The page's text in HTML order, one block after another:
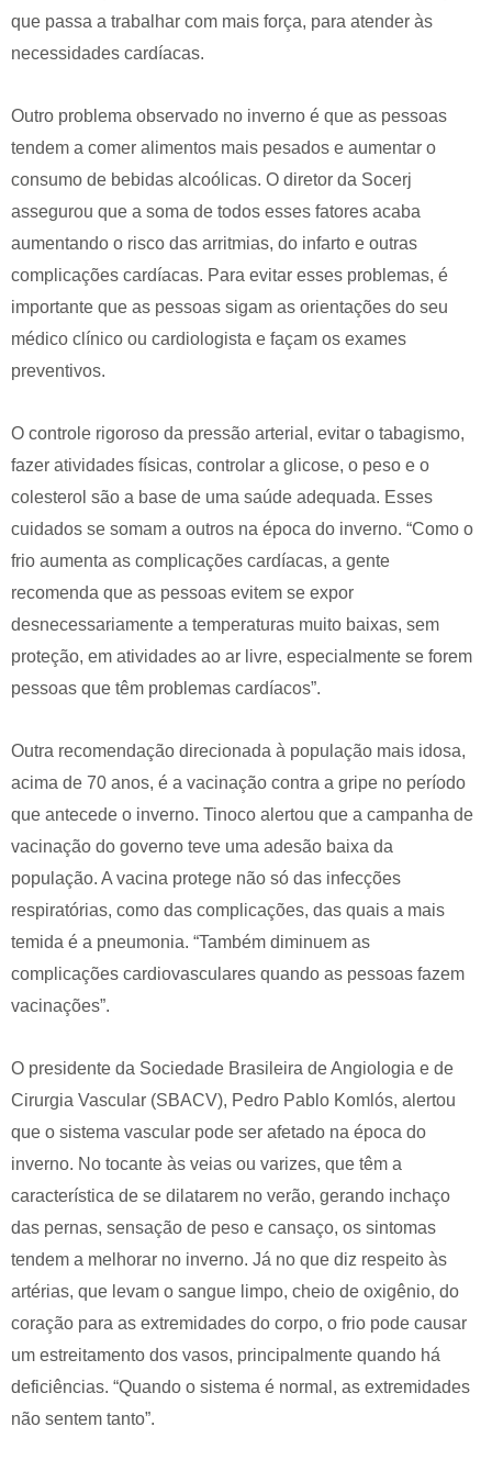
que passa a trabalhar com mais força, para atender às
necessidades cardíacas.
Outro problema observado no inverno é que as pessoas
tendem a comer alimentos mais pesados e aumentar o
consumo de bebidas alcoólicas. O diretor da Socerj
assegurou que a soma de todos esses fatores acaba
aumentando o risco das arritmias, do infarto e outras
complicações cardíacas. Para evitar esses problemas, é
importante que as pessoas sigam as orientações do seu
médico clínico ou cardiologista e façam os exames
preventivos.
O controle rigoroso da pressão arterial, evitar o tabagismo,
fazer atividades físicas, controlar a glicose, o peso e o
colesterol são a base de uma saúde adequada. Esses
cuidados se somam a outros na época do inverno. “Como o
frio aumenta as complicações cardíacas, a gente
recomenda que as pessoas evitem se expor
desnecessariamente a temperaturas muito baixas, sem
proteção, em atividades ao ar livre, especialmente se forem
pessoas que têm problemas cardíacos”.
Outra recomendação direcionada à população mais idosa,
acima de 70 anos, é a vacinação contra a gripe no período
que antecede o inverno. Tinoco alertou que a campanha de
vacinação do governo teve uma adesão baixa da
população. A vacina protege não só das infecções
respiratórias, como das complicações, das quais a mais
temida é a pneumonia. “Também diminuem as
complicações cardiovasculares quando as pessoas fazem
vacinações”.
O presidente da Sociedade Brasileira de Angiologia e de
Cirurgia Vascular (SBACV), Pedro Pablo Komlós, alertou
que o sistema vascular pode ser afetado na época do
inverno. No tocante às veias ou varizes, que têm a
característica de se dilatarem no verão, gerando inchaço
das pernas, sensação de peso e cansaço, os sintomas
tendem a melhorar no inverno. Já no que diz respeito às
artérias, que levam o sangue limpo, cheio de oxigênio, do
coração para as extremidades do corpo, o frio pode causar
um estreitamento dos vasos, principalmente quando há
deficiências. “Quando o sistema é normal, as extremidades
não sentem tanto”.